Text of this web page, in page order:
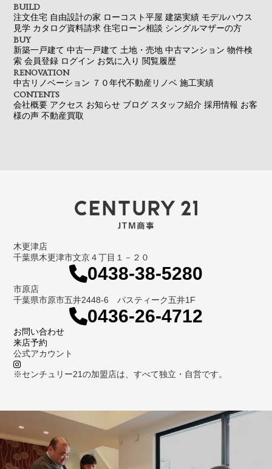
BUILD
注文住宅 自由設計の家 ローコスト平屋 建築実績 モデルハウス
見学 カタログ資料請求 住宅ローン相談 シングルマザーの方
BUY
新築一戸建て 中古一戸建て 土地・売地 中古マンション 物件検
索 会員登録 ログイン お気に入り 閲覧履歴
RENOVATION
中古リノベーション ７０年代不動産リノベ 施工実績
CONTENTS
会社概要 アクセス お知らせ ブログ スタッフ紹介 採用情報 お客
様の声 不動産買取
木更津店
千葉県木更津市文京４丁目１－２０
0438-38-5280
市原店
千葉県市原市五井2448-6 パスティーク五井1F
0436-26-4712
お問い合わせ
来店予約
公式アカウント
※センチュリー21の加盟店は、すべて独立・自営です。